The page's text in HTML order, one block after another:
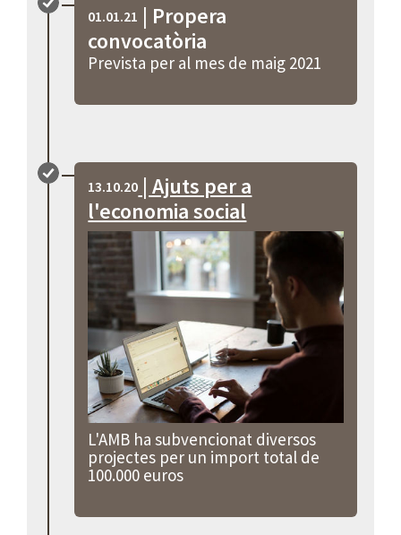
01.01.21 | Propera
convocatòria
Prevista per al mes de maig 2021
13.10.20 | Ajuts per a
l'economia social
L'AMB ha subvencionat diversos
projectes per un import total de
100.000 euros